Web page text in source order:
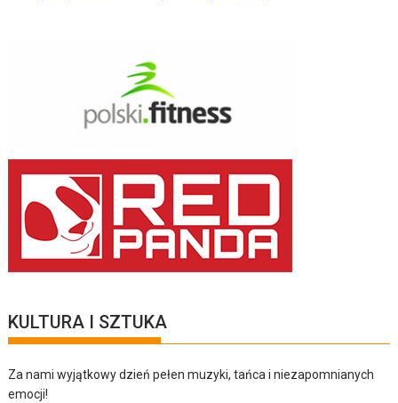
KULTURA I SZTUKA
Za nami wyjątkowy dzień pełen muzyki, tańca i niezapomnianych
emocji!